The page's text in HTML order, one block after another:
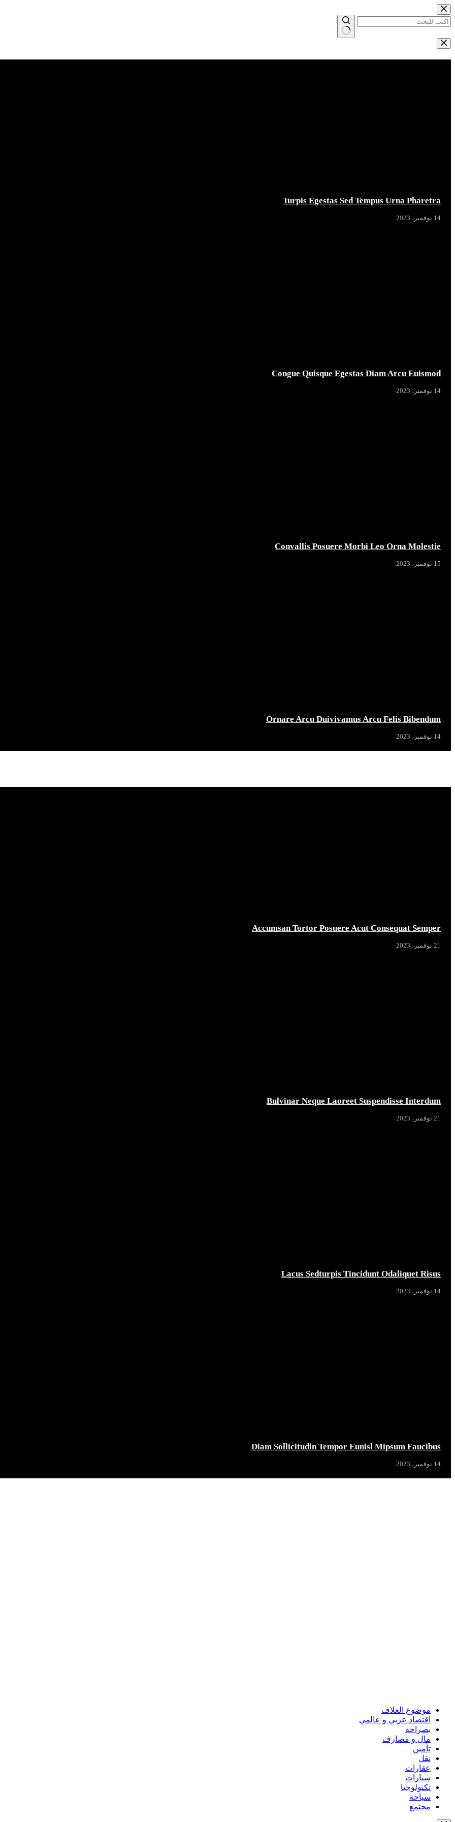
التجاوز
إلى
المحتوى
لا
نتائج
Turpis Egestas Sed Tempus Urna Pharetra
14 نوفمبر، 2023
Congue Quisque Egestas Diam Arcu Euismod
14 نوفمبر، 2023
Convallis Posuere Morbi Leo Orna Molestie
15 نوفمبر، 2023
Ornare Arcu Duivivamus Arcu Felis Bibendum
14 نوفمبر، 2023
Accumsan Tortor Posuere Acut Consequat Semper
21 نوفمبر، 2023
Bulvinar Neque Laoreet Suspendisse Interdum
21 نوفمبر، 2023
Lacus Sedturpis Tincidunt Odaliquet Risus
14 نوفمبر، 2023
Diam Sollicitudin Tempor Eunisl Mipsum Faucibus
14 نوفمبر، 2023
موضوع الغلاف
اقتصاد عربي و عالمي
بصراحة
مال و مصارف
تأمين
نقل
عقارات
سيارات
تكنولوجيا
سياحة
مجتمع